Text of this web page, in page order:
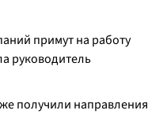
примут на работу
руководитель
получили направления